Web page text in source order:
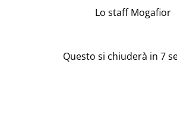
31981-05)
Lo staff Mogafior
Questo si chiuderà in 7